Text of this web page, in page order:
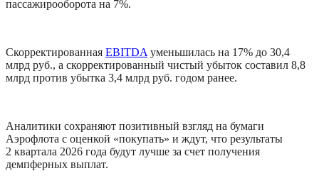
пассажирооборота на 7%.
Скорректированная EBITDA уменьшилась на 17% до 30,4
млрд руб., а скорректированный чистый убыток составил 8,8
млрд против убытка 3,4 млрд руб. годом ранее.
Аналитики сохраняют позитивный взгляд на бумаги
Аэрофлота с оценкой «покупать» и ждут, что результаты
2 квартала 2026 года будут лучше за счет получения
демпферных выплат.